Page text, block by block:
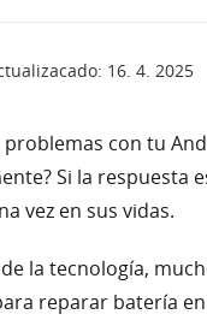
16. 4. 2025
problemas con tu
Si la respuesta
vez en sus vidas.
la tecnología,
reparar batería